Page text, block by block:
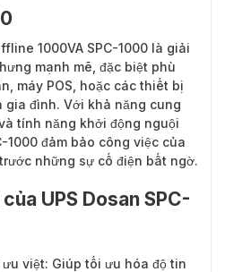
1000VA SPC-1000 là giải
mạnh mẽ, đặc biệt phù
máy POS, hoặc các thiết bị
đình. Với khả năng cung
tính năng khởi động nguội
1000 đảm bảo công việc của
những sự cố điện bất ngờ.
UPS Dosan SPC-
việt: Giúp tối ưu hóa độ tin